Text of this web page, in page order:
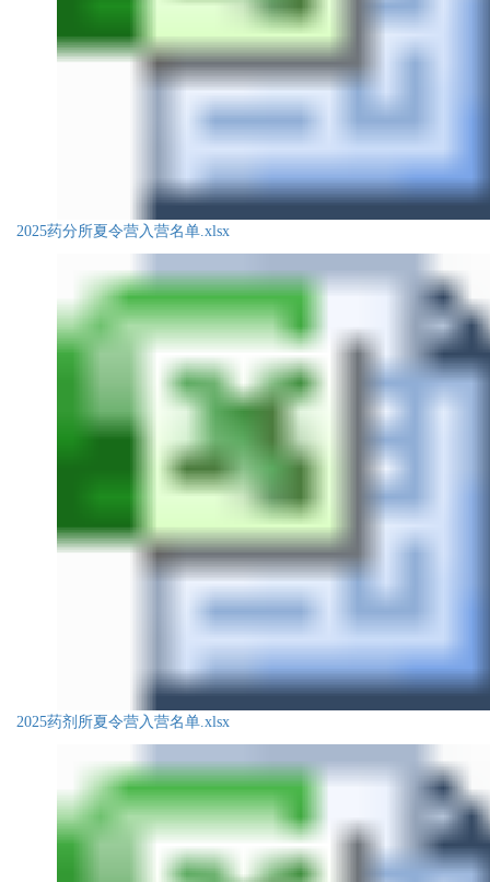
2025药分所夏令营入营名单.xlsx
2025药剂所夏令营入营名单.xlsx